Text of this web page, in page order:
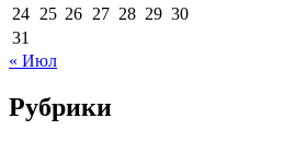
24 25 26 27 28 29 30
31
« Июл
Рубрики